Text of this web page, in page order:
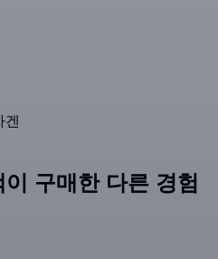
구매한 다른 경험